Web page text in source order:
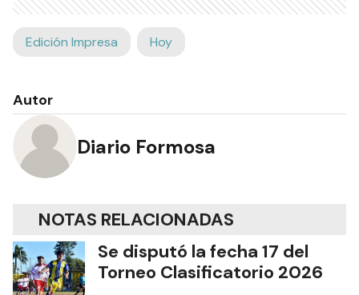
Edición Impresa Hoy
Autor
Diario Formosa
NOTAS RELACIONADAS
Se disputó la fecha 17 del
Torneo Clasificatorio 2026